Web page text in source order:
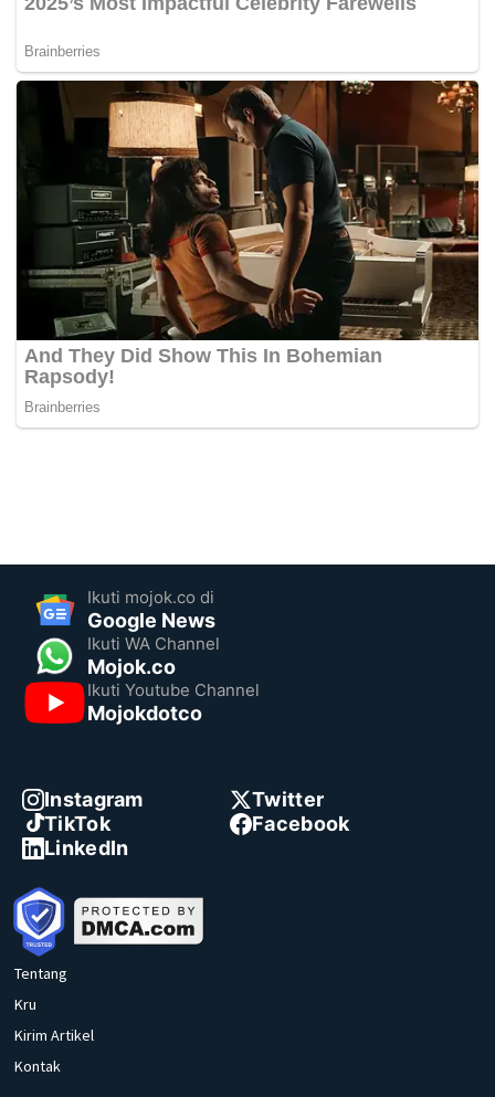
Ikuti mojok.co di
Google News
Ikuti WA Channel
Mojok.co
Ikuti Youtube Channel
Mojokdotco
Instagram
Twitter
TikTok
Facebook
LinkedIn
Tentang
Kru
Kirim Artikel
Kontak